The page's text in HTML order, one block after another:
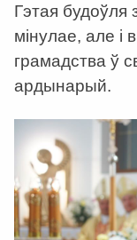
Гэтая будоўля
мінулае, але і
грамадства ў
ардынарый.